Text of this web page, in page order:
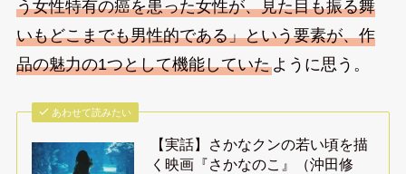
う女性特有の癌を患った女性が、見た目も振る舞
いもどこまでも男性的である」という要素が、作
品の魅力の1つとして機能していたように思う。
あわせて読みたい
【実話】さかなクンの若い頃を描
く映画『さかなのこ』（沖田修